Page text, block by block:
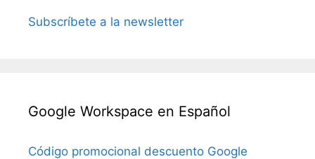
Subscríbete a la newsletter
Google Workspace en Español
Código promocional descuento Google